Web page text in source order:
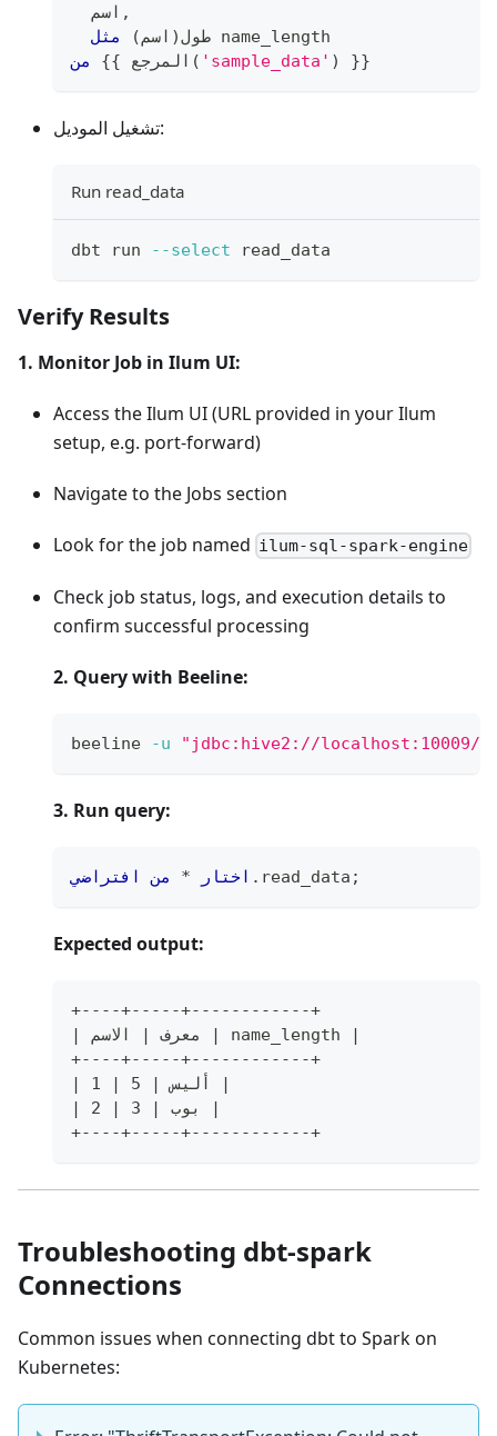
  اسم
,
  طول
( اسم) مثل
name_length
من
{{ المرجع ( 'sample_data' ) }}
تشغيل الموديل:
Run read_data
dbt run --select read_data
Verify Results
1. Monitor Job in Ilum UI:
Access the Ilum UI (URL provided in your Ilum
setup, e.g. port-forward)
Navigate to the Jobs section
Look for the job named ilum-sql-spark-engine
Check job status, logs, and execution details to
confirm successful processing
2. Query with Beeline:
beeline -u "jdbc:hive2://localhost:10009/
3. Run query:
اختار * من افتراضي . read_data ;
Expected output:
+----+-----+------------+
| معرف | الاسم | name_length |
+----+-----+------------+
| 1 | أليس | 5 |
| 2 | بوب | 3 |
+----+-----+------------+
Troubleshooting dbt-spark
Connections
Common issues when connecting dbt to Spark on
Kubernetes: